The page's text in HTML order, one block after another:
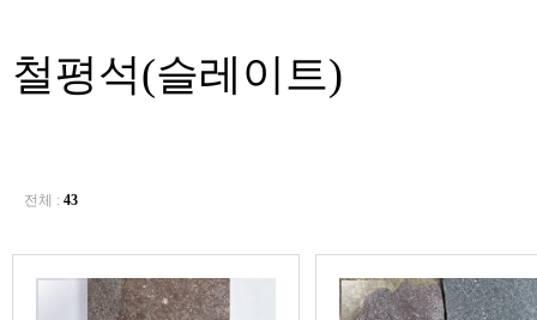
철평석(슬레이트)
전체 : 43